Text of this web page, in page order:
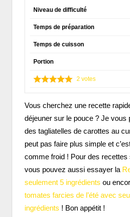
Niveau de difficulté
Temps de préparation
Temps de cuisson
Portion
2 votes
Vous cherchez une recette
déjeuner sur le pouce ? Je vous
des tagliatelles de carottes au
peut pas faire plus simple et
comme froid ! Pour des recettes
vous pouvez aussi essayer la
seulement 5 ingrédients ou
tomates farcies de l’été avec
ingrédients ! Bon appétit !